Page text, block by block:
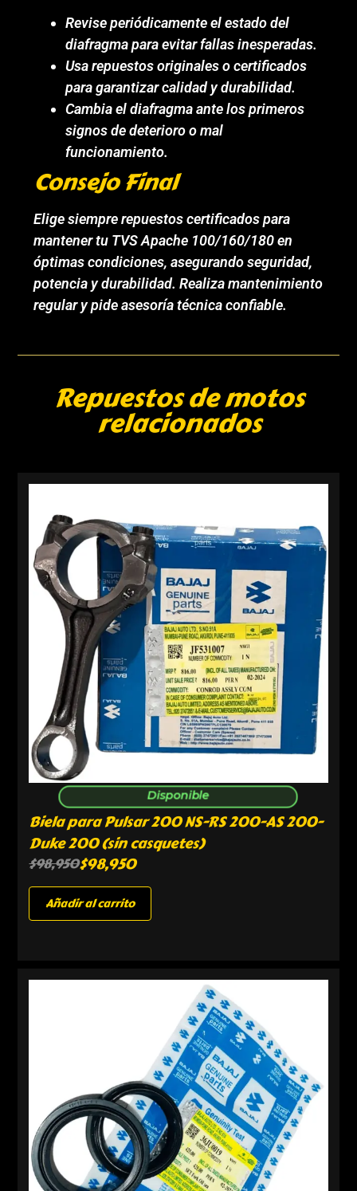
Revise periódicamente el estado del
diafragma para evitar fallas inesperadas.
Usa repuestos originales o certificados
para garantizar calidad y durabilidad.
Cambia el diafragma ante los primeros
signos de deterioro o mal
funcionamiento.
Consejo Final
Elige siempre repuestos certificados para
mantener tu TVS Apache 100/160/180 en
óptimas condiciones, asegurando seguridad,
potencia y durabilidad. Realiza mantenimiento
regular y pide asesoría técnica confiable.
Repuestos de motos
relacionados
Disponible
Biela para Pulsar 200 NS-RS 200-AS 200-
Duke 200 (sin casquetes)
$98,950$98,950
Añadir al carrito